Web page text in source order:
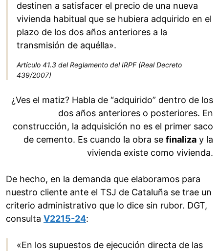
destinen a satisfacer el precio de una nueva
vivienda habitual que se hubiera adquirido en el
plazo de los dos años anteriores a la
transmisión de aquélla».
Artículo 41.3 del Reglamento del IRPF (Real Decreto
439/2007)
¿Ves el matiz? Habla de “adquirido” dentro de los
dos años anteriores o posteriores. En
construcción, la adquisición no es el primer saco
de cemento. Es cuando la obra se finaliza y la
vivienda existe como vivienda.
De hecho, en la demanda que elaboramos para
nuestro cliente ante el TSJ de Cataluña se trae un
criterio administrativo que lo dice sin rubor. DGT,
consulta V2215-24:
«En los supuestos de ejecución directa de las